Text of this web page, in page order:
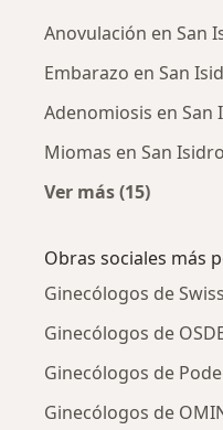
Anovulación en San
Embarazo en San
Adenomiosis en San
Miomas en San Isidro
Ver más (15)
Obras sociales más
Ginecólogos de
Ginecólogos de
Ginecólogos de
Ginecólogos de